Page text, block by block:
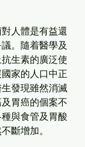
人體是有益還
。隨着醫學及
生素的廣泛使
家的人口中正
發現雖然消滅
胃癌的個案不
與食管及胃酸
斷增加。